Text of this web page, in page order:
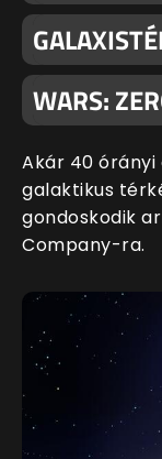
WARS:
Akár 40 órányi
galaktikus
gondoskodik
Company-ra.